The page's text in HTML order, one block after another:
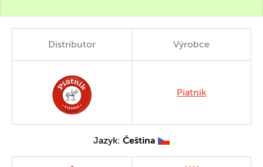
Distributor Výrobce
Piatnik
Jazyk: Čeština